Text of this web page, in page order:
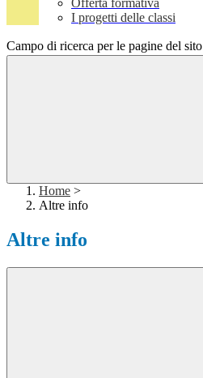
Offerta formativa
I progetti delle classi
Campo di ricerca per le pagine del sito
Home >
Altre info
Altre info